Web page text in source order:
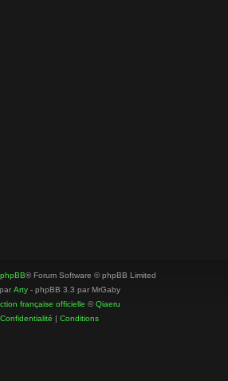
phpBB® Forum Software © phpBB Limited
Arty - phpBB 3.3 par MrGaby
française officielle ©Qiaeru
Confidentialité | Conditions